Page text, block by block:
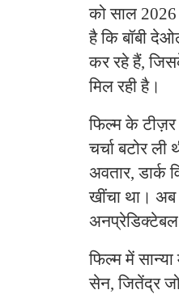
को साल 2026
है कि बॉबी
कर रहे हैं,
मिल रही है।
फिल्म के
चर्चा बटोर
अवतार, डार्क
खींचा था।
फिल्म में
सेन, जितेंद्र